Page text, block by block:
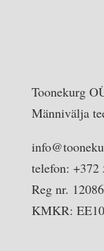
Toonekurg
Männivälja
telefon: +372
Reg nr.
KMKR: